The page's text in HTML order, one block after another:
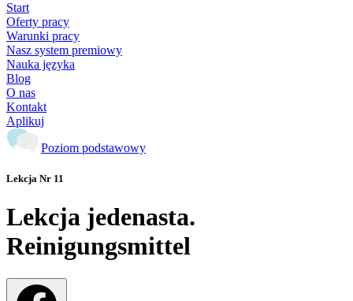
Start
Oferty pracy
Warunki pracy
Nasz system premiowy
Nauka języka
Blog
O nas
Kontakt
Aplikuj
Poziom podstawowy
Lekcja Nr 11
Lekcja jedenasta.
Reinigungsmittel